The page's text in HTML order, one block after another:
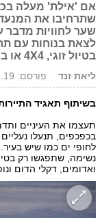
אם 'אילת' מעלה בכם
שתרחיבו את
שער לחוויות מדבר
לצאת בנוחות עם
בטיול זוגי, 4X4 או ברכב פרטי. אספנו לכם את כל המסלולים באזור
ליאת זנד פורסם: 07.01.19, 09:21
בשיתוף תאגיד
תעצמו את העיניים
בכפכפים, תנעלו
לחופי ים כמו שיש
נשימה, שתפגשו רק
ואדומים, דקלי הדום